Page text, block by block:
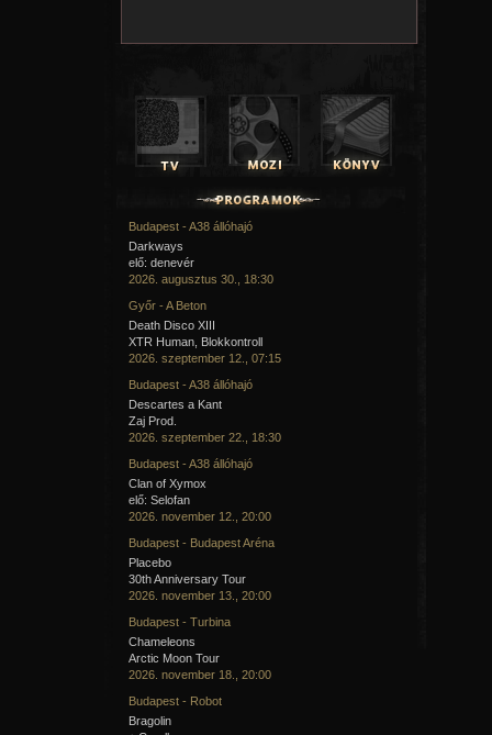
Budapest - A38 állóhajó
Darkways
elő: denevér
2026. augusztus 30., 18:30
Győr - A Beton
Death Disco XIII
XTR Human, Blokkontroll
2026. szeptember 12., 07:15
Budapest - A38 állóhajó
Descartes a Kant
Zaj Prod.
2026. szeptember 22., 18:30
Budapest - A38 állóhajó
Clan of Xymox
elő: Selofan
2026. november 12., 20:00
Budapest - Budapest Aréna
Placebo
30th Anniversary Tour
2026. november 13., 20:00
Budapest - Turbina
Chameleons
Arctic Moon Tour
2026. november 18., 20:00
Budapest - Robot
Bragolin